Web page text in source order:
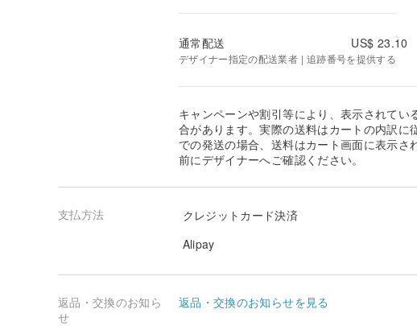
通常配送 US$ 23.10
デザイナー指定の配送業者 | 追跡番号を提供する
キャンペーンや割引等により、表示されてい
合があります。実際の送料はカートの内訳に
での発送の場合、送料はカート画面に表示さ
前にデザイナーへご確認ください。
支払方法
クレジットカード決済
Alipay
返品・交換のお知ら
せ
返品・交換のお知らせを見る